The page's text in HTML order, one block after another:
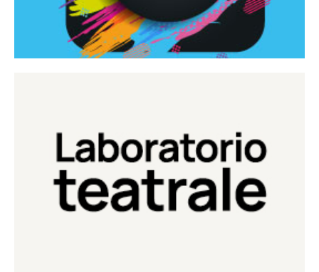
Laboratorio Teatrale
Laboratorio di teatro del Teatro Eduardo de Filippo
Continua